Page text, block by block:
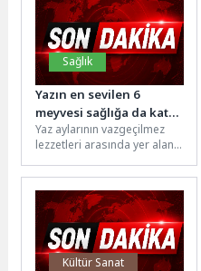
Sağlık
Yazın en sevilen 6
meyvesi sağlığa da katkı
sağlıyor
Yaz aylarının vazgeçilmez
lezzetleri arasında yer alan
üzüm ve erik hem...
Kültür Sanat